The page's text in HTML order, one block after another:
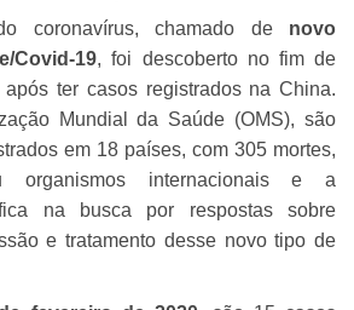
coronavírus, chamado de novo
Covid-19, foi descoberto no fim de
ter casos registrados na China.
Mundial da Saúde (OMS), são
em 18 países, com 305 mortes,
organismos internacionais e a
na busca por respostas sobre
e tratamento desse novo tipo de